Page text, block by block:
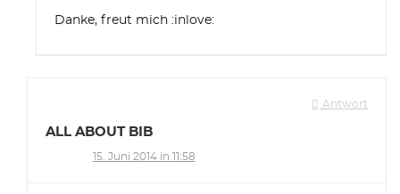
Danke, freut mich :inlove:
Antwort
ALL ABOUT BIB
15. Juni 2014 in 11:58